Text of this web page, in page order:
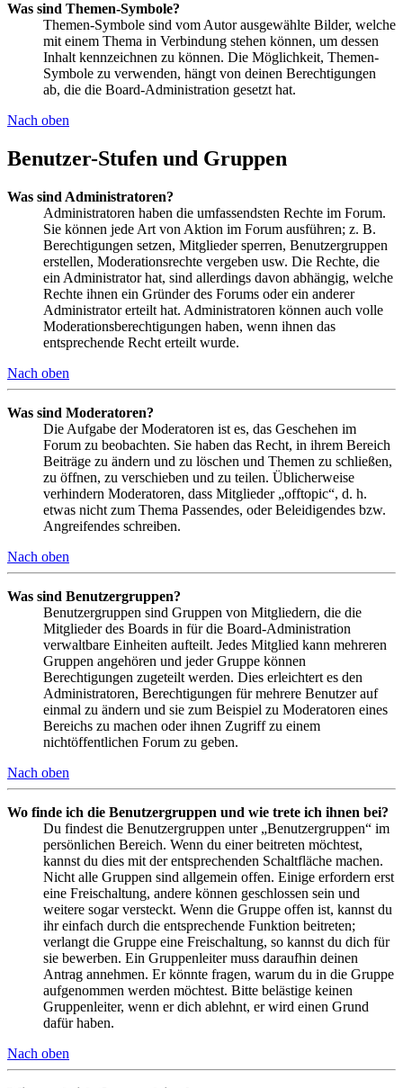
Was sind Themen-Symbole?
Themen-Symbole sind vom Autor ausgewählte Bilder, welche
mit einem Thema in Verbindung stehen können, um dessen
Inhalt kennzeichnen zu können. Die Möglichkeit, Themen-
Symbole zu verwenden, hängt von deinen Berechtigungen
ab, die die Board-Administration gesetzt hat.
Nach oben
Benutzer-Stufen und Gruppen
Was sind Administratoren?
Administratoren haben die umfassendsten Rechte im Forum.
Sie können jede Art von Aktion im Forum ausführen; z. B.
Berechtigungen setzen, Mitglieder sperren, Benutzergruppen
erstellen, Moderationsrechte vergeben usw. Die Rechte, die
ein Administrator hat, sind allerdings davon abhängig, welche
Rechte ihnen ein Gründer des Forums oder ein anderer
Administrator erteilt hat. Administratoren können auch volle
Moderationsberechtigungen haben, wenn ihnen das
entsprechende Recht erteilt wurde.
Nach oben
Was sind Moderatoren?
Die Aufgabe der Moderatoren ist es, das Geschehen im
Forum zu beobachten. Sie haben das Recht, in ihrem Bereich
Beiträge zu ändern und zu löschen und Themen zu schließen,
zu öffnen, zu verschieben und zu teilen. Üblicherweise
verhindern Moderatoren, dass Mitglieder „offtopic“, d. h.
etwas nicht zum Thema Passendes, oder Beleidigendes bzw.
Angreifendes schreiben.
Nach oben
Was sind Benutzergruppen?
Benutzergruppen sind Gruppen von Mitgliedern, die die
Mitglieder des Boards in für die Board-Administration
verwaltbare Einheiten aufteilt. Jedes Mitglied kann mehreren
Gruppen angehören und jeder Gruppe können
Berechtigungen zugeteilt werden. Dies erleichtert es den
Administratoren, Berechtigungen für mehrere Benutzer auf
einmal zu ändern und sie zum Beispiel zu Moderatoren eines
Bereichs zu machen oder ihnen Zugriff zu einem
nichtöffentlichen Forum zu geben.
Nach oben
Wo finde ich die Benutzergruppen und wie trete ich ihnen bei?
Du findest die Benutzergruppen unter „Benutzergruppen“ im
persönlichen Bereich. Wenn du einer beitreten möchtest,
kannst du dies mit der entsprechenden Schaltfläche machen.
Nicht alle Gruppen sind allgemein offen. Einige erfordern erst
eine Freischaltung, andere können geschlossen sein und
weitere sogar versteckt. Wenn die Gruppe offen ist, kannst du
ihr einfach durch die entsprechende Funktion beitreten;
verlangt die Gruppe eine Freischaltung, so kannst du dich für
sie bewerben. Ein Gruppenleiter muss daraufhin deinen
Antrag annehmen. Er könnte fragen, warum du in die Gruppe
aufgenommen werden möchtest. Bitte belästige keinen
Gruppenleiter, wenn er dich ablehnt, er wird einen Grund
dafür haben.
Nach oben